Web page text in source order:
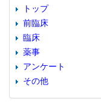
トップ
前臨床
臨床
薬事
アンケート
その他